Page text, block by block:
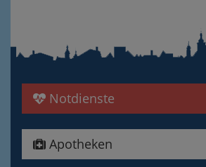
Notdienste
Apotheken